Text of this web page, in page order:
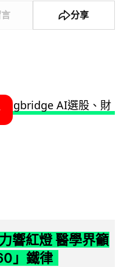
分享
響紅燈 醫學界籲
」鐵律